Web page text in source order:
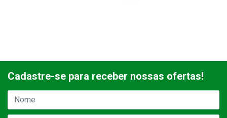
Cadastre-se para receber nossas ofertas!